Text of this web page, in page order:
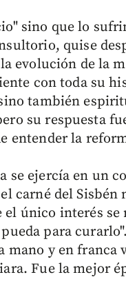
sino que lo
quise
evolución de la
con toda su
también
su respuesta
entender la
se ejercía en un
carné del Sisbén
único interés se
para
y en franca
Fue la mejor